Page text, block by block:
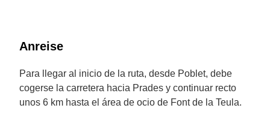
Anreise
Para llegar al inicio de la ruta, desde Poblet, debe
cogerse la carretera hacia Prades y continuar recto
unos 6 km hasta el área de ocio de Font de la Teula.